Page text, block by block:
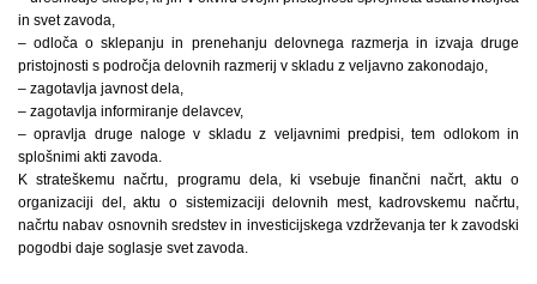
in svet zavoda,
– odloča o sklepanju in prenehanju delovnega razmerja in izvaja druge
pristojnosti s področja delovnih razmerij v skladu z veljavno zakonodajo,
– zagotavlja javnost dela,
– zagotavlja informiranje delavcev,
– opravlja druge naloge v skladu z veljavnimi predpisi, tem odlokom in
splošnimi akti zavoda.
K strateškemu načrtu, programu dela, ki vsebuje finančni načrt, aktu o
organizaciji del, aktu o sistemizaciji delovnih mest, kadrovskemu načrtu,
načrtu nabav osnovnih sredstev in investicijskega vzdrževanja ter k zavodski
pogodbi daje soglasje svet zavoda.